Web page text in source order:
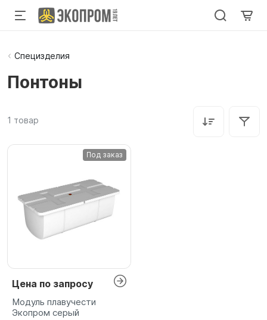
Специзделия
Понтоны
1 товар
Под заказ
Цена по запросу
Модуль плавучести
Экопром серый